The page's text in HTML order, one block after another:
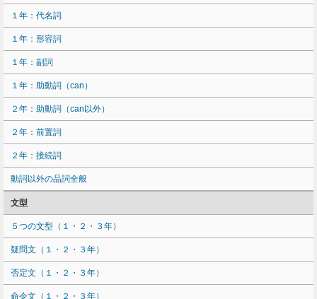
１年：代名詞
１年：形容詞
１年：副詞
１年：助動詞（can）
２年：助動詞（can以外）
２年：前置詞
２年：接続詞
動詞以外の品詞全般
文型
５つの文型（１・２・３年）
疑問文（１・２・３年）
否定文（１・２・３年）
命令文（１・２・３年）